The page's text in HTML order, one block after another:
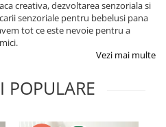
creativa, dezvoltarea senzoriala si
senzoriale pentru bebelusi pana
tot ce este nevoie pentru a
Vezi mai multe
POPULARE